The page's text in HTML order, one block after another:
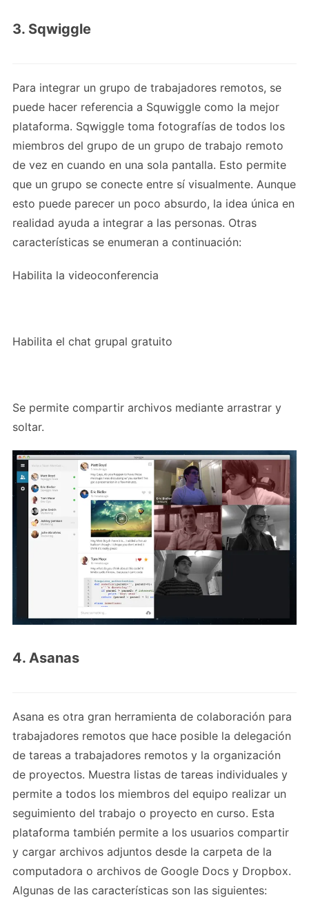
3. Sqwiggle
Para integrar un grupo de trabajadores remotos, se
puede hacer referencia a Squwiggle como la mejor
plataforma. Sqwiggle toma fotografías de todos los
miembros del grupo de un grupo de trabajo remoto
de vez en cuando en una sola pantalla. Esto permite
que un grupo se conecte entre sí visualmente. Aunque
esto puede parecer un poco absurdo, la idea única en
realidad ayuda a integrar a las personas. Otras
características se enumeran a continuación:
Habilita la videoconferencia
Habilita el chat grupal gratuito
Se permite compartir archivos mediante arrastrar y
soltar.
4. Asanas
Asana es otra gran herramienta de colaboración para
trabajadores remotos que hace posible la delegación
de tareas a trabajadores remotos y la organización
de proyectos. Muestra listas de tareas individuales y
permite a todos los miembros del equipo realizar un
seguimiento del trabajo o proyecto en curso. Esta
plataforma también permite a los usuarios compartir
y cargar archivos adjuntos desde la carpeta de la
computadora o archivos de Google Docs y Dropbox.
Algunas de las características son las siguientes: